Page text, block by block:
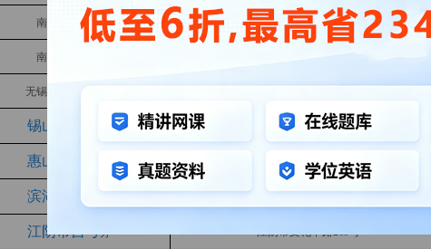
南京金陵监狱 中山门外金丝岗
南京女子监狱
无锡市教育考试院
锡山区自考 无锡市东亭华夏中路12号
惠山区自考 无锡市惠山区文惠路18号惠山区教育局东侧三楼901室
滨湖区自考 无锡市湖滨路651号锦绣大厦5楼(滨湖区自考办)；
江阴市自考办